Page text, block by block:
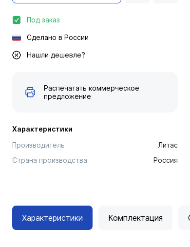
Характеристики
Производитель
Литас
Страна производства
Россия
Под заказ
Сделано в России
Нашли дешевле?
Распечатать коммерческое
предложение
Характеристики Комплектация